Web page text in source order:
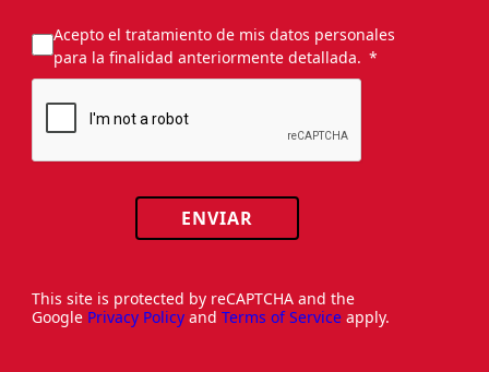
Acepto el tratamiento de mis datos personales
para la finalidad anteriormente detallada.
ENVIAR
This site is protected by reCAPTCHA and the
Google Privacy Policy and Terms of Service apply.